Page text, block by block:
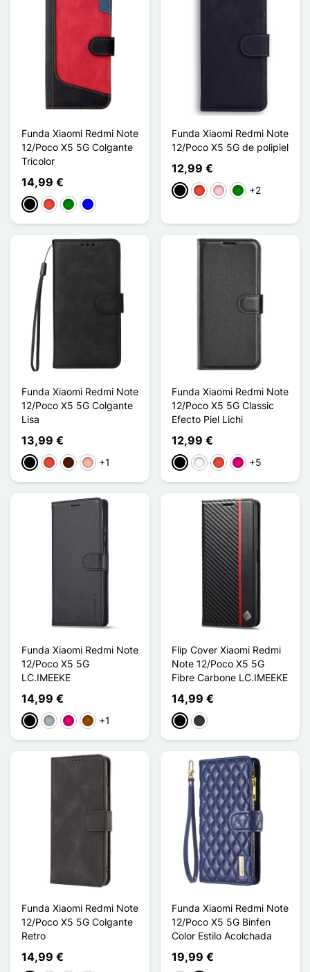
Funda Xiaomi Redmi Note
12/Poco X5 5G Colgante
Tricolor
14,99 €
NegroRojoVerdeAzul
Funda Xiaomi Redmi Note
12/Poco X5 5G de polipiel
12,99 €
NegroRojoRosaVerde
+2
Funda Xiaomi Redmi Note
12/Poco X5 5G Colgante
Lisa
13,99 €
NegroRojoMarrón oscuro
Oro rosa
+1
Funda Xiaomi Redmi Note
12/Poco X5 5G Classic
Efecto Piel Lichi
12,99 €
NegroBlancoRojoMagenta
+5
Funda Xiaomi Redmi Note
12/Poco X5 5G
LC.IMEEKE
14,99 €
NegroGris Magenta
Marrón
+1
Flip Cover Xiaomi Redmi
Note 12/Poco X5 5G
Fibre Carbone LC.IMEEKE
14,99 €
NegroGris oscuro
Funda Xiaomi Redmi Note
12/Poco X5 5G Colgante
Retro
14,99 €
Funda Xiaomi Redmi Note
12/Poco X5 5G Binfen
Color Estilo Acolchada
19,99 €